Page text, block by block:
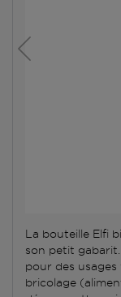
La bouteille Elfi
son petit
pour des
bricolage